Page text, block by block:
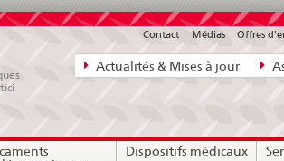
Navigation
directe:
bases
Actualités & Mises à jour
Contact Médias Offres
Dispositifs médicaux